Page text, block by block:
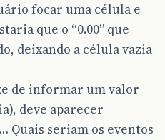
focar uma célula e
que o “0.00” que
deixando a célula vazia
de informar um valor
deve aparecer
Quais seriam os eventos